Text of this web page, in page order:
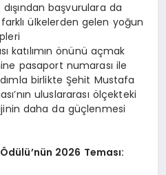
başvurulara da
ülkelerden gelen yoğun
katılımın önünü açmak
pasaport numarası ile
birlikte Şehit Mustafa
uluslararası ölçekteki
daha da güçlenmesi
2026 Teması: